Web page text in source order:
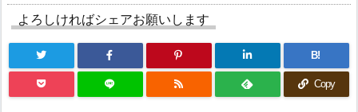
よろしければシェアお願いします
B!
Copy